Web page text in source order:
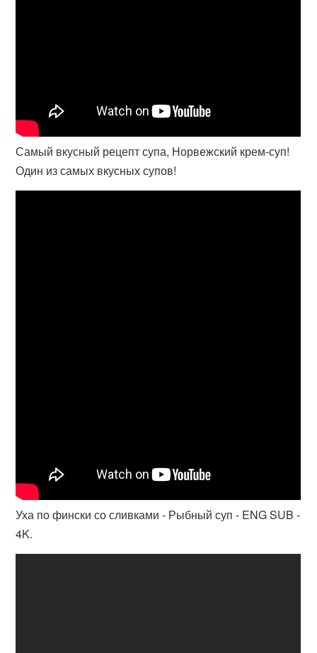
Самый вкусный рецепт супа, Норвежский крем-суп!
Один из самых вкусных супов!
Уха по фински со сливками - Рыбный суп - ENG SUB -
4K.